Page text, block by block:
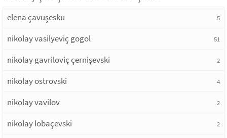
elena çavuşesku 5
nikolay vasilyeviç gogol 51
nikolay gavriloviç çernişevski 2
nikolay ostrovski 4
nikolay vavilov 2
nikolay lobaçevski 2